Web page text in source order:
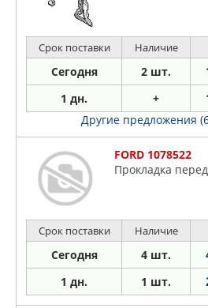
Срок поставки Наличие
Сегодня 2 шт.
1 дн. +
Другие предложения
FORD 1078522
Прокладка
Срок поставки Наличие
Сегодня 4 шт.
1 дн. 1 шт.